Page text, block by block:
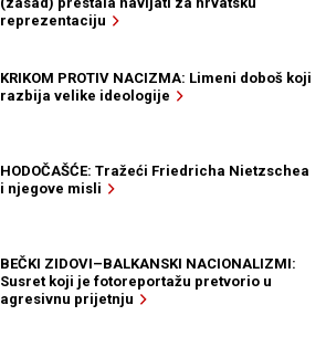
reprezentaciju
KRIKOM PROTIV NACIZMA: Limeni doboš koji
razbija velike ideologije
HODOČAŠĆE: Tražeći Friedricha Nietzschea
i njegove misli
BEČKI ZIDOVI–BALKANSKI NACIONALIZMI:
Susret koji je fotoreportažu pretvorio u
agresivnu prijetnju